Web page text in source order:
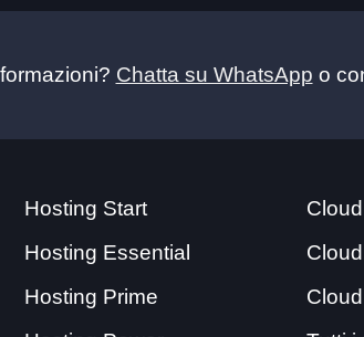
Chatta su WhatsApp o
Hosting Start
Hosting Essential
Hosting Prime